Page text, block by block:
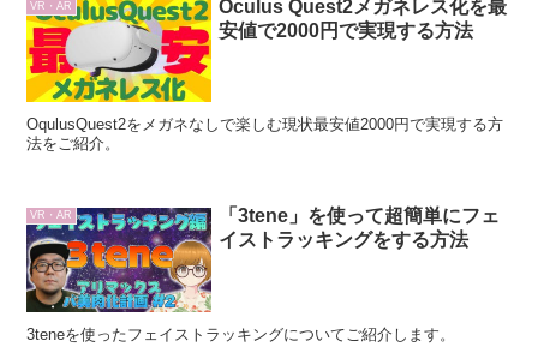
VR・AR
Oculus Quest2メガネレス化を最
安値で2000円で実現する方法
OqulusQuest2をメガネなしで楽しむ現状最安値2000円で実現する方
法をご紹介。
VR・AR
「3tene」を使って超簡単にフェ
イストラッキングをする方法
3teneを使ったフェイストラッキングについてご紹介します。